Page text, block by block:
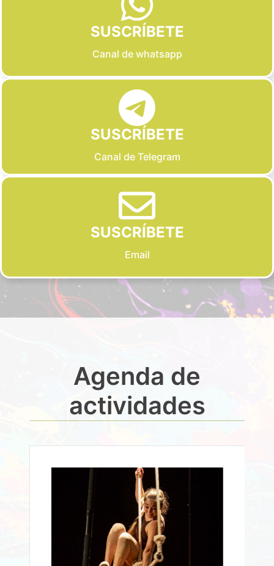
SUSCRÍBETE
Canal de whatsapp
SUSCRÍBETE
Canal de Telegram
SUSCRÍBETE
Email
Agenda de
actividades